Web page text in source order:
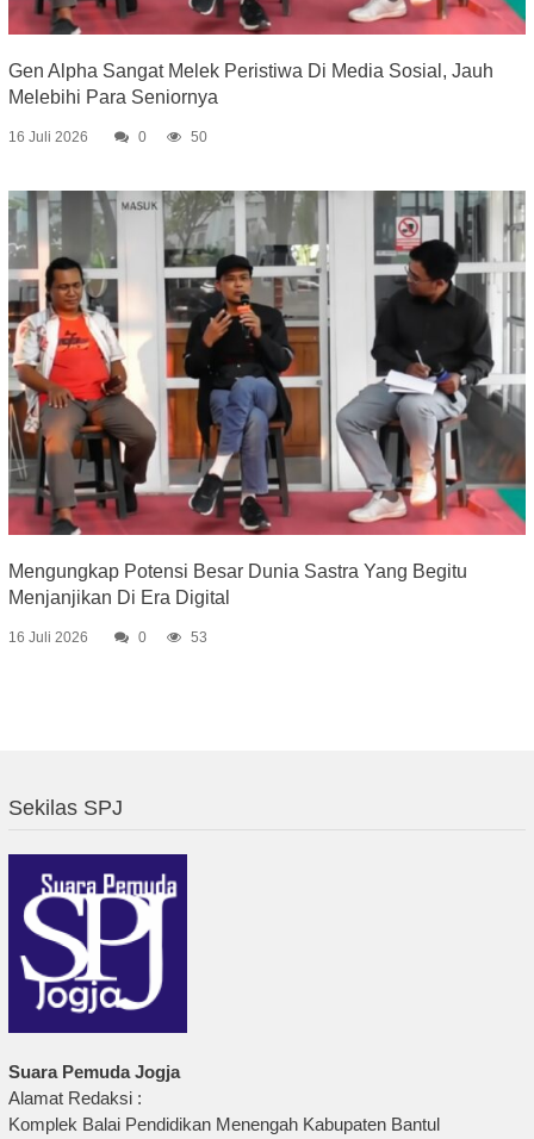
Gen Alpha Sangat Melek Peristiwa Di Media Sosial, Jauh
Melebihi Para Seniornya
16 Juli 2026 0 50
Mengungkap Potensi Besar Dunia Sastra Yang Begitu
Menjanjikan Di Era Digital
16 Juli 2026 0 53
Sekilas SPJ
Suara Pemuda Jogja
Alamat Redaksi :
Komplek Balai Pendidikan Menengah Kabupaten Bantul